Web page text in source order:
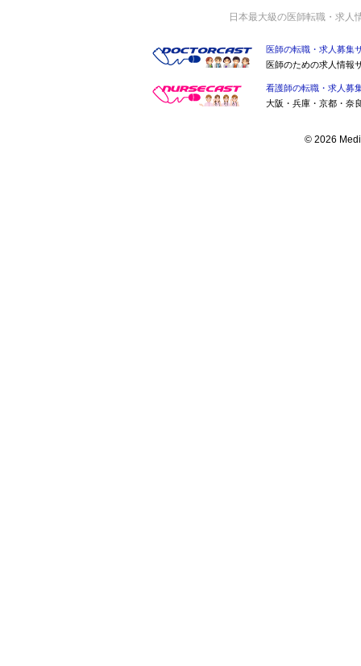
日本最大級の医師転職・求人
医師の転職・求人募集
医師のための求人情報
看護師の転職・求人募
大阪・兵庫・京都・奈
© 2026